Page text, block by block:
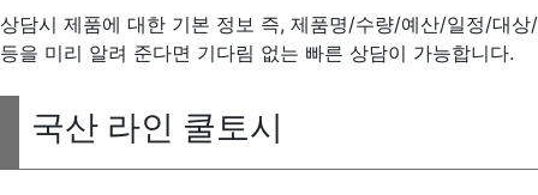
상담시 제품에 대한 기본 정보 즉, 제품명/수량/예산/일정/대상/
등을 미리 알려 준다면 기다림 없는 빠른 상담이 가능합니다.
국산 라인 쿨토시